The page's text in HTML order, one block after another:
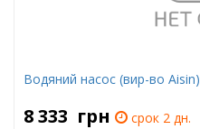
Водяний насос (вир-во Aisin)
8 333 грн
срок 2 дн.